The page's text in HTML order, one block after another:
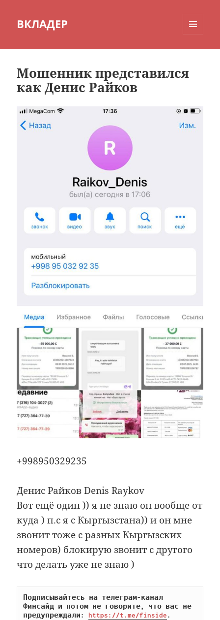
ВКЛАДЕР
Мошенник представился
как Денис Райков
+998950329235
Денис Райков Denis Raykov
Вот ещё один )) я не знаю он вообще от
куда ) п.с я с Кыргызстана)) и он мне
звонит тоже с разных Кыргызских
номеров) блокирую звонит с другого
что делать уже не знаю )
Подписывайтесь на телеграм-канал
Финсайд и потом не говорите, что вас не
предупреждали: https://t.me/finside.